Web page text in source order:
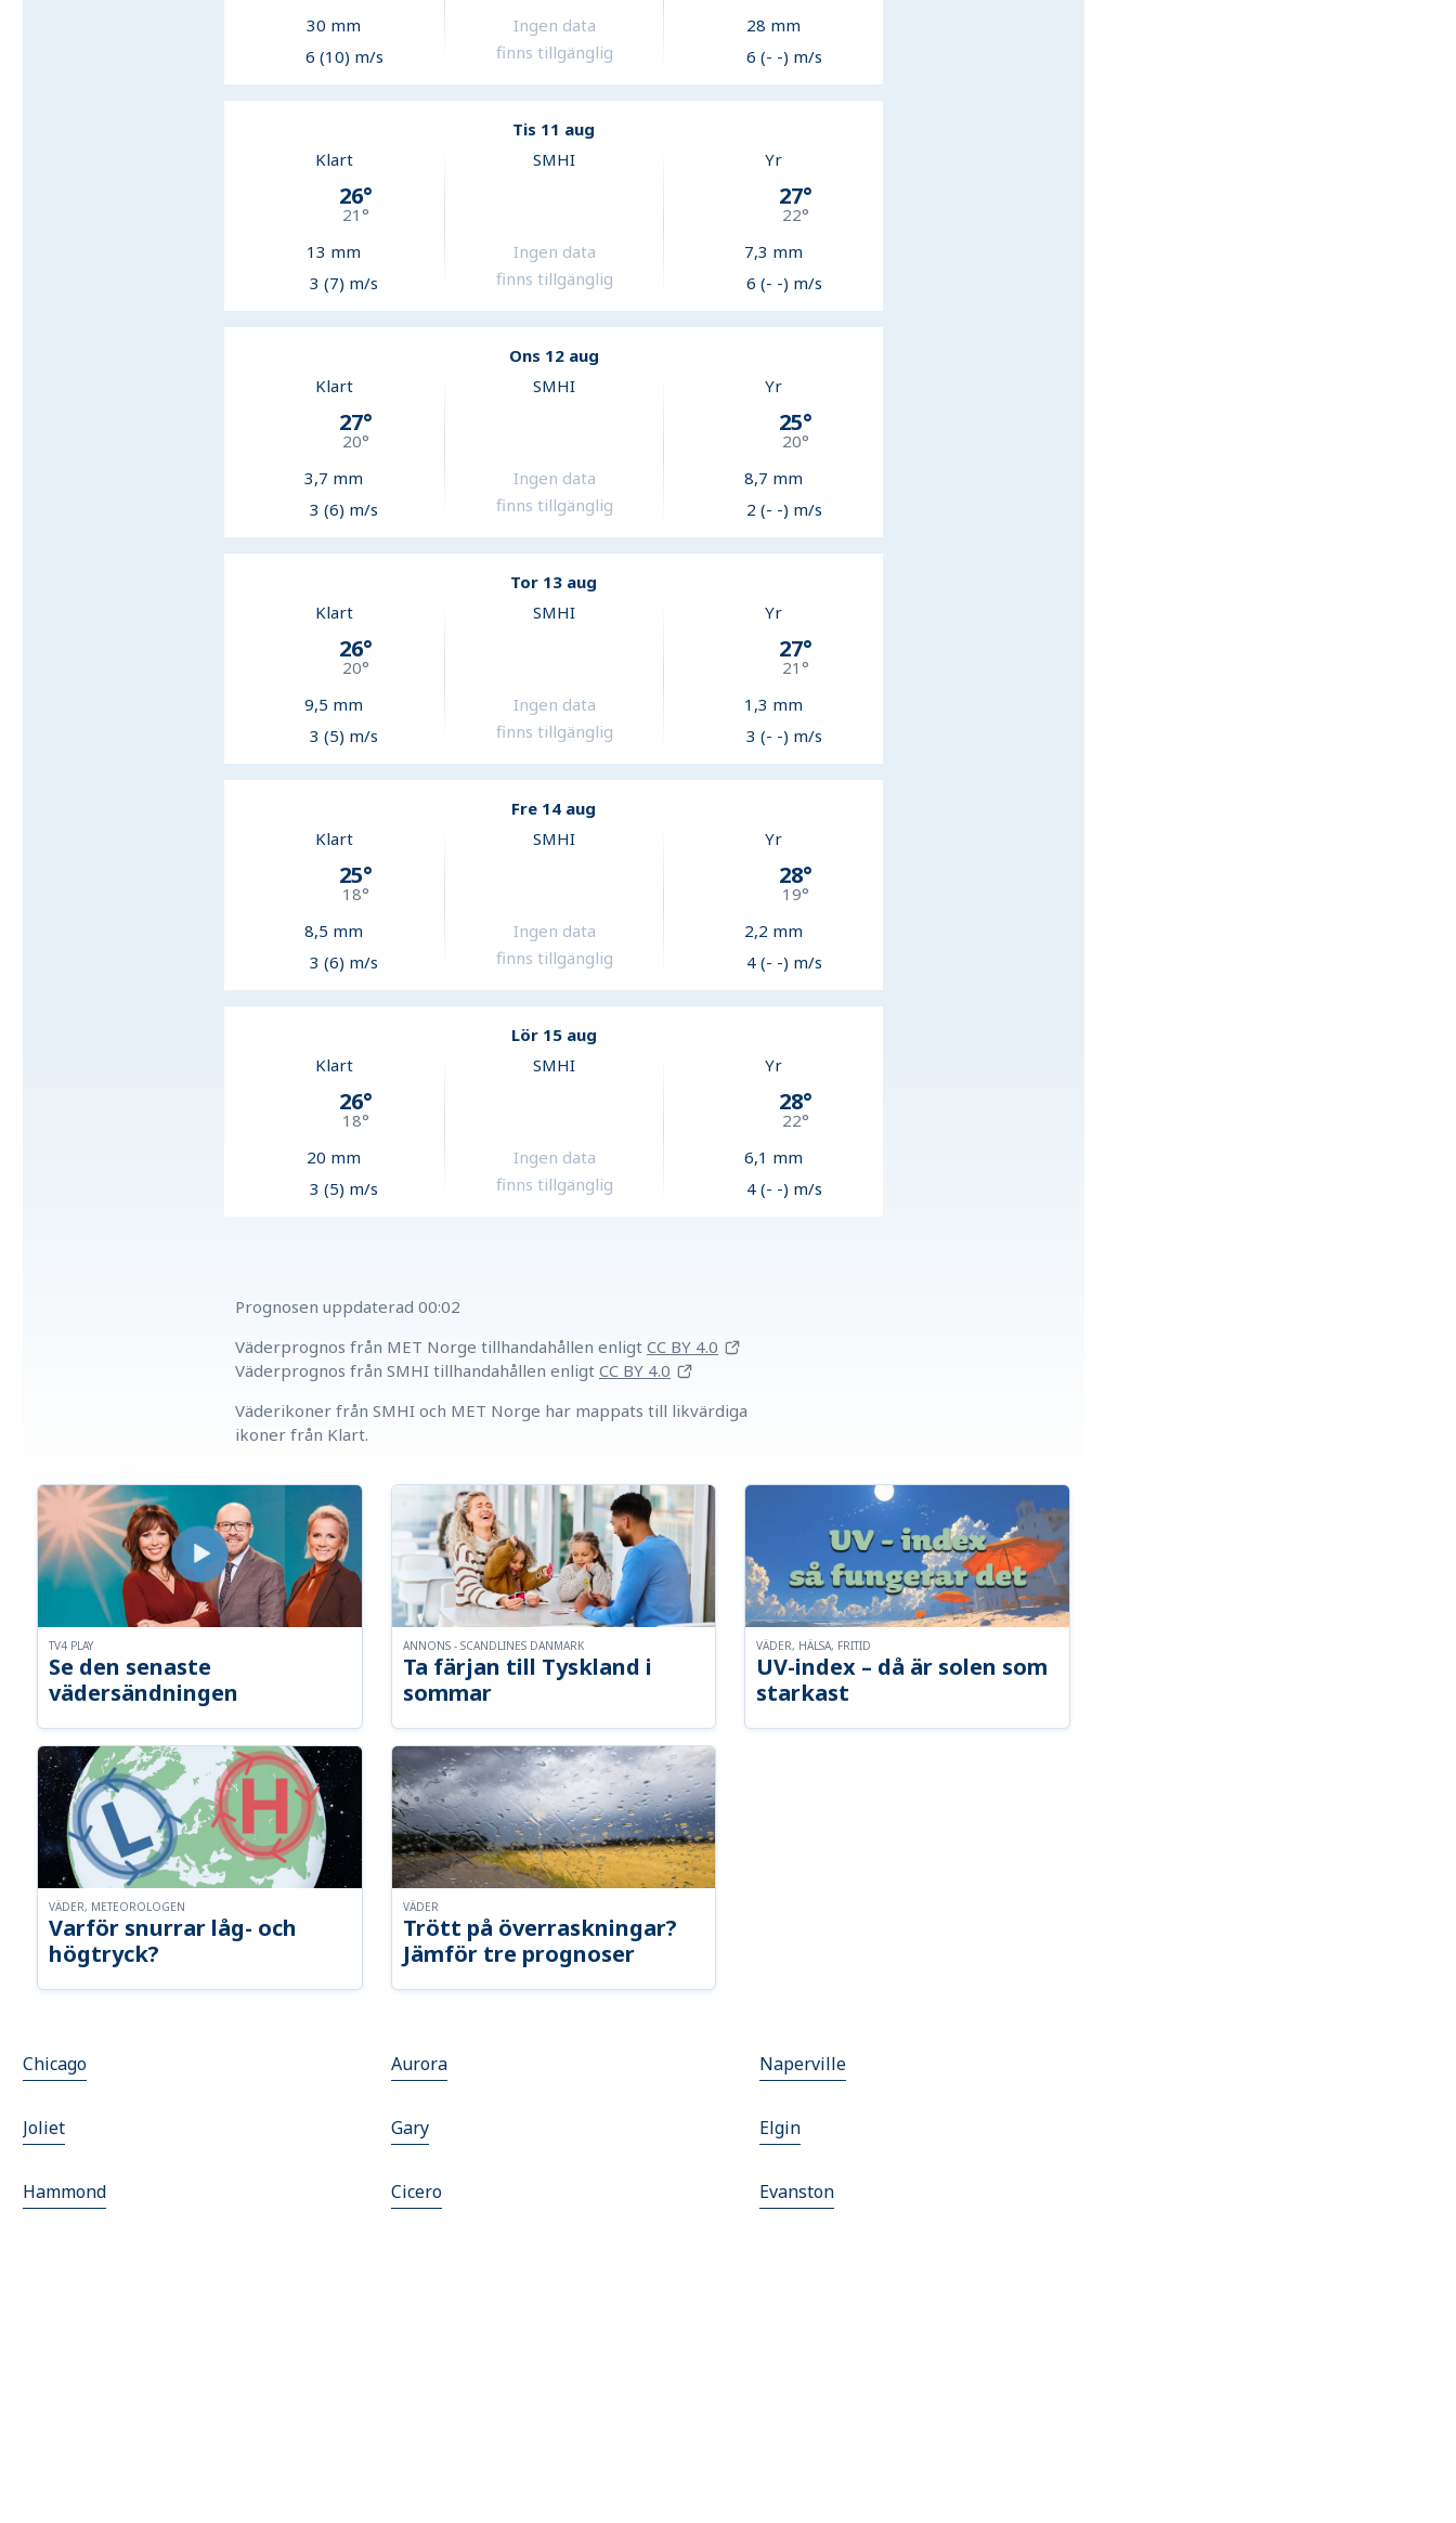
30 mm
6 (10) m/s
Ingen data
finns tillgänglig
28 mm
6 (- -) m/s
Tis 11 aug
Klart
26°
21 °
13 mm
3 (7) m/s
SMHI
Ingen data
finns tillgänglig
Yr
27°
22°
7,3 mm
6 (- -) m/s
Ons 12 aug
Klart
27°
20°
3,7 mm
3 (6) m/s
SMHI
Ingen data
finns tillgänglig
Yr
25°
20°
8,7 mm
2 (- -) m/s
Tor 13 aug
Klart
26°
20°
9,5 mm
3 (5) m/s
SMHI
Ingen data
finns tillgänglig
Yr
27°
21 °
1,3 mm
3 (- -) m/s
Fre 14 aug
Klart
25°
18°
8,5 mm
3 (6) m/s
SMHI
Ingen data
finns tillgänglig
Yr
28°
19°
2,2 mm
4 (- -) m/s
Lör 15 aug
Klart
26°
18°
20 mm
3 (5) m/s
SMHI
Ingen data
finns tillgänglig
Yr
28°
22°
6,1 mm
4 (- -) m/s
Prognosen uppdaterad 00:02
Väderprognos från MET Norge tillhandahållen enligt CC BY 4.0
Väderprognos från SMHI tillhandahållen enligt CC BY 4.0
Väderikoner från SMHI och MET Norge har mappats till likvärdiga
ikoner från Klart.
Se den senaste
vädersändningen
TV4 PLAY
Ta färjan till Tyskland i
sommar
ANNONS - SCANDLINES DANMARK
UV-index – då är solen som
starkast
VÄDER, HÄLSA, FRITID
Varför snurrar låg- och
högtryck?
VÄDER, METEOROLOGEN
Trött på överraskningar?
Jämför tre prognoser
VÄDER
Chicago Aurora Naperville
Joliet Gary Elgin
Hammond Cicero Evanston